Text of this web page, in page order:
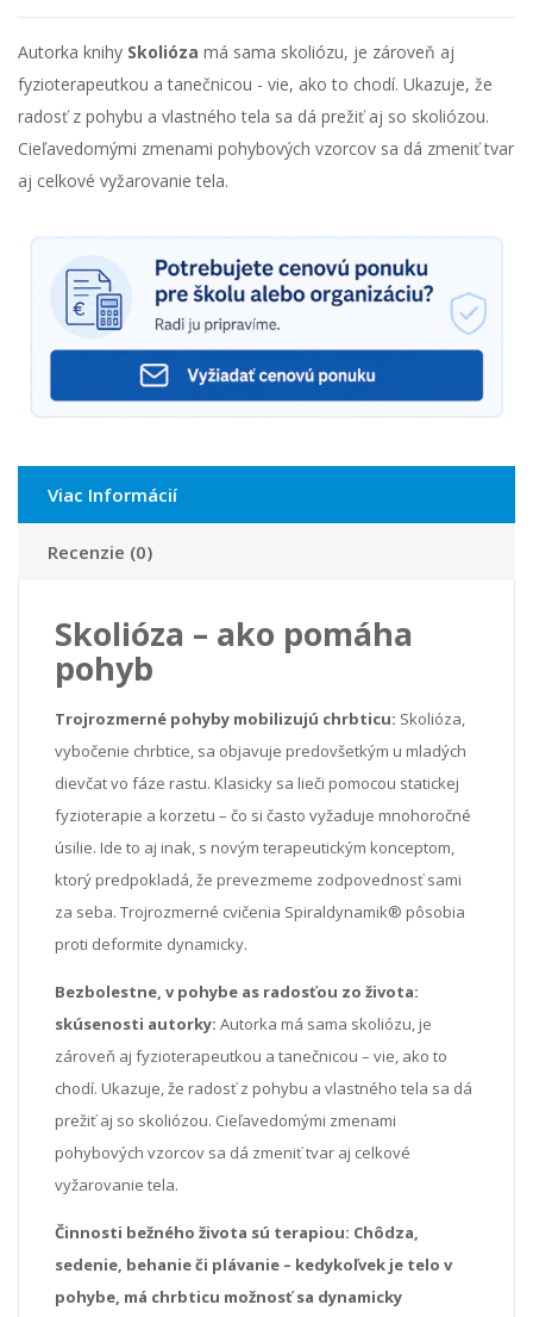
Autorka knihy Skolióza má sama skoliózu, je zároveň aj
fyzioterapeutkou a tanečnicou - vie, ako to chodí. Ukazuje, že
radosť z pohybu a vlastného tela sa dá prežiť aj so skoliózou.
Cieľavedomými zmenami pohybových vzorcov sa dá zmeniť tvar
aj celkové vyžarovanie tela.
Viac Informácií
Recenzie (0)
Skolióza – ako pomáha
pohyb
Trojrozmerné pohyby mobilizujú chrbticu: Skolióza,
vybočenie chrbtice, sa objavuje predovšetkým u mladých
dievčat vo fáze rastu. Klasicky sa lieči pomocou statickej
fyzioterapie a korzetu – čo si často vyžaduje mnohoročné
úsilie. Ide to aj inak, s novým terapeutickým konceptom,
ktorý predpokladá, že prevezmeme zodpovednosť sami
za seba. Trojrozmerné cvičenia Spiraldynamik® pôsobia
proti deformite dynamicky.
Bezbolestne, v pohybe as radosťou zo života:
skúsenosti autorky: Autorka má sama skoliózu, je
zároveň aj fyzioterapeutkou a tanečnicou – vie, ako to
chodí. Ukazuje, že radosť z pohybu a vlastného tela sa dá
prežiť aj so skoliózou. Cieľavedomými zmenami
pohybových vzorcov sa dá zmeniť tvar aj celkové
vyžarovanie tela.
Činnosti bežného života sú terapiou: Chôdza,
sedenie, behanie či plávanie – kedykoľvek je telo v
pohybe, má chrbticu možnosť sa dynamicky